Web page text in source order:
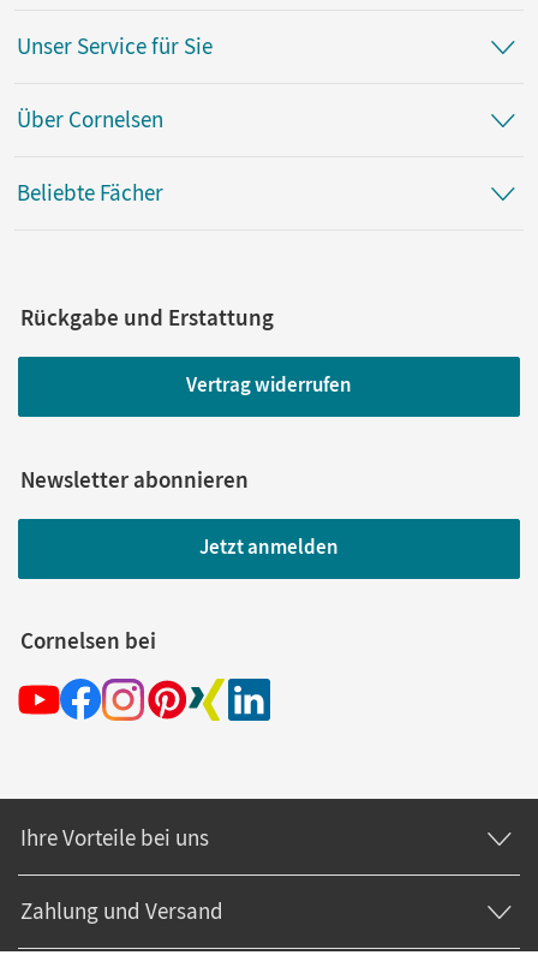
Unser Service für Sie
Über Cornelsen
Beliebte Fächer
Rückgabe und Erstattung
Vertrag widerrufen
Newsletter abonnieren
Jetzt anmelden
Cornelsen bei
Ihre Vorteile bei uns
Zahlung und Versand